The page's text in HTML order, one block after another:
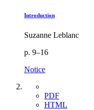
Introduction
Suzanne Leblanc
p. 9–16
Notice
PDF
HTML